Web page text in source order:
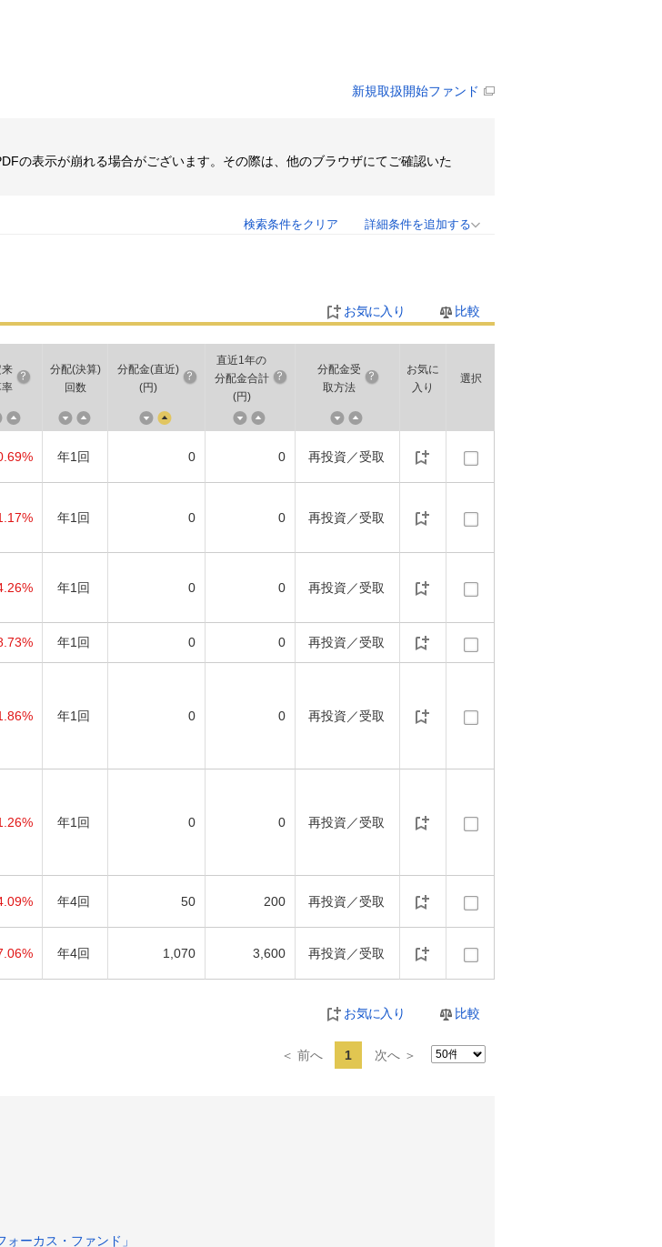
新規取扱開始ファンド
の表示が崩れる場合がございます。その際は、他のブラウザにてご確認いた
検索条件をクリア 詳細条件を追加する
比較
お気に入り
率
分配(決算)
回数
分配金(直近)
(円)
直近1年の
分配金合計
(円)
分配金受
取方法
お気に
入り
選択
年1回 0 0 再投資／受取
年1回 0 0 再投資／受取
年1回 0 0 再投資／受取
年1回 0 0 再投資／受取
年1回 0 0 再投資／受取
年1回 0 0 再投資／受取
年4回 50 200 再投資／受取
年4回 1,070 3,600 再投資／受取
比較
お気に入り
＜ 前へ 1 次へ ＞
ーカス・ファンド」